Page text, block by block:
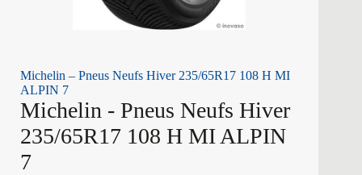
Michelin – Pneus Neufs Hiver 235/65R17 108 H MI
ALPIN 7
Michelin - Pneus Neufs Hiver
235/65R17 108 H MI ALPIN
7